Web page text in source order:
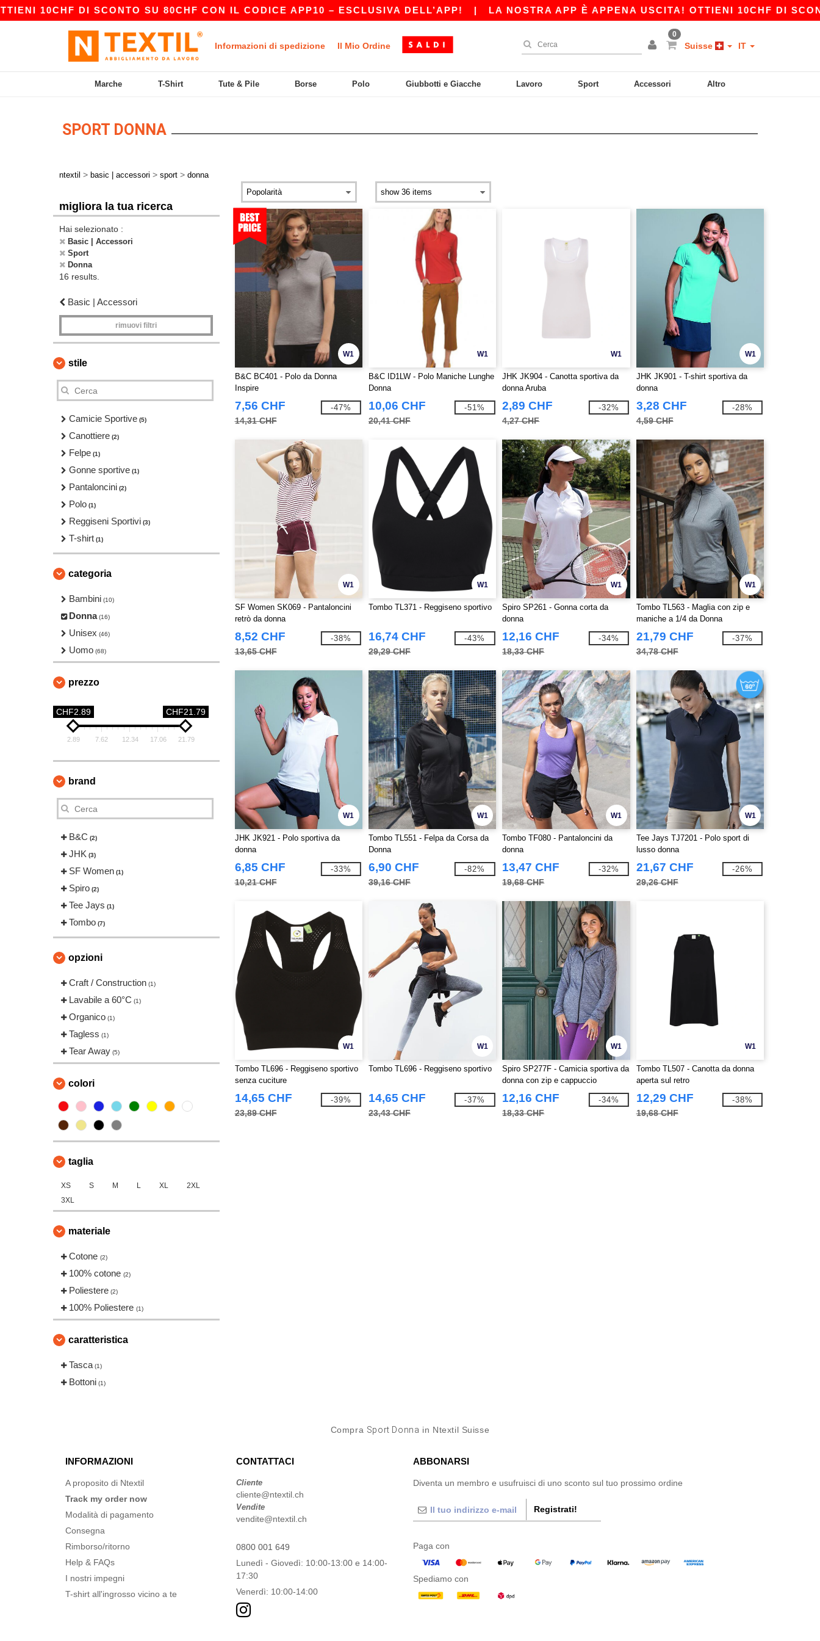
10CHF DI SCONTO SU 80CHF CON IL CODICE APP10 – ESCLUSIVA DELL’APP!|LA NOSTRA APP È APPENA USCITA! OTTIENI 10CHF DI SCONTO
Informazioni di spedizione Il Mio Ordine
0
Suisse IT
Marche T-Shirt Tute & Pile Borse Polo Giubbotti e Giacche Lavoro Sport Accessori Altro
SPORT DONNA
ntextil > basic | accessori > sport > donna
migliora la tua ricerca
Hai selezionato :
Basic | Accessori
Sport
Donna
16 results.
Basic | Accessori
rimuovi filtri
stile
Camicie Sportive (5)
Canottiere (2)
Felpe (1)
Gonne sportive (1)
Pantaloncini (2)
Polo (1)
Reggiseni Sportivi (3)
T-shirt (1)
categoria
Bambini (10)
Donna (16)
Unisex (46)
Uomo (68)
prezzo
CHF2.89 CHF21.79
2.89 7.62 12.34 17.06 21.79
brand
B&C (2)
JHK (3)
SF Women (1)
Spiro (2)
Tee Jays (1)
Tombo (7)
opzioni
Craft / Construction (1)
Lavabile a 60°C (1)
Organico (1)
Tagless (1)
Tear Away (5)
colori
taglia
XS S M L XL
2XL
3XL
materiale
Cotone (2)
100% cotone (2)
Poliestere (2)
100% Poliestere (1)
caratteristica
Tasca (1)
Bottoni (1)
W1
B&C BC401 - Polo da Donna
Inspire
7,56 CHF
14,31 CHF
-47%
W1
B&C ID1LW - Polo Maniche Lunghe
Donna
10,06 CHF
20,41 CHF
-51%
W1
JHK JK904 - Canotta sportiva da
donna Aruba
2,89 CHF
4,27 CHF
-32%
W1
JHK JK901 - T-shirt sportiva da
donna
3,28 CHF
4,59 CHF
-28%
W1
SF Women SK069 - Pantaloncini
retrò da donna
8,52 CHF
13,65 CHF
-38%
W1
Tombo TL371 - Reggiseno sportivo
16,74 CHF
29,29 CHF
-43%
W1
Spiro SP261 - Gonna corta da
donna
12,16 CHF
18,33 CHF
-34%
W1
Tombo TL563 - Maglia con zip e
maniche a 1/4 da Donna
21,79 CHF
34,78 CHF
-37%
W1
JHK JK921 - Polo sportiva da
donna
6,85 CHF
10,21 CHF
-33%
W1
Tombo TL551 - Felpa da Corsa da
Donna
6,90 CHF
39,16 CHF
-82%
W1
Tombo TF080 - Pantaloncini da
donna
13,47 CHF
19,68 CHF
-32%
W1
Tee Jays TJ7201 - Polo sport di
lusso donna
21,67 CHF
29,26 CHF
-26%
W1
Tombo TL696 - Reggiseno sportivo
senza cuciture
14,65 CHF
23,89 CHF
-39%
W1
Tombo TL696 - Reggiseno sportivo
14,65 CHF
23,43 CHF
-37%
W1
Spiro SP277F - Camicia sportiva da
donna con zip e cappuccio
12,16 CHF
18,33 CHF
-34%
W1
Tombo TL507 - Canotta da donna
aperta sul retro
12,29 CHF
19,68 CHF
-38%
Compra Sport Donna in Ntextil Suisse
INFORMAZIONI
A proposito di Ntextil
Track my order now
Modalità di pagamento
Consegna
Rimborso/ritorno
Help & FAQs
I nostri impegni
T-shirt all'ingrosso vicino a te
CONTATTACI
Cliente
cliente@ntextil.ch
Vendite
vendite@ntextil.ch
0800 001 649
Lunedì - Giovedì: 10:00-13:00 e 14:00-
17:30
Venerdì: 10:00-14:00
ABBONARSI
Diventa un membro e usufruisci di uno sconto sul tuo prossimo ordine
Registrati!
Paga con
Spediamo con